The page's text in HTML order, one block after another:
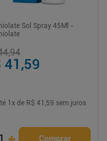
Sol Spray 45Ml -
41,59
1 x de R$ 41,59 sem juros
1 Comprar